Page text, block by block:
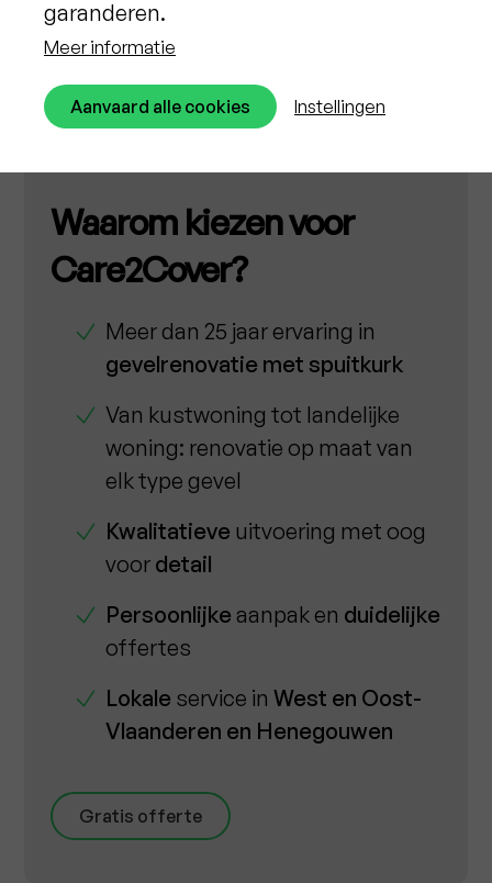
Gratis offerte
Waarom kiezen voor
Care2Cover?
Meer dan 25 jaar ervaring in
gevelrenovatie met spuitkurk
Van kustwoning tot landelijke
woning: renovatie op maat van
elk type gevel
Kwalitatieve uitvoering met oog
voor detail
Persoonlijke aanpak en duidelijke
offertes
Lokale service inWest en Oost-
Vlaanderen en Henegouwen
Gratis offerte
garanderen.
Meer informatie
Aanvaard alle cookies Instellingen